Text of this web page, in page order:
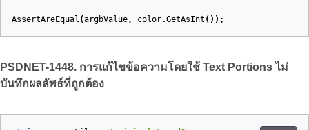
AssertAreEqual (argbValue, color.GetAsInt ());
PSDNET-1448. การแก้ไขข้อความโดยใช้ Text Portions ไม่
บันทึกผลลัพธ์ที่ถูกต้อง